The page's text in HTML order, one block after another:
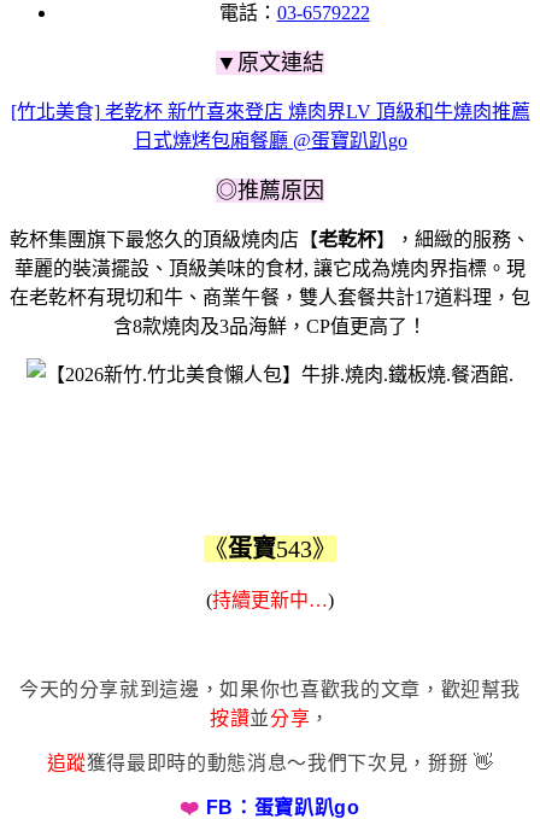
電話： 03-6579222
▼原文連結
[竹北美食] 老乾杯 新竹喜來登店 燒肉界LV 頂級和牛燒肉推薦
日式燒烤包廂餐廳 @蛋寶趴趴go
◎推薦原因
乾杯集團旗下最悠久的頂級燒肉店【老乾杯】，細緻的服務、
華麗的裝潢擺設、頂級美味的食材, 讓它成為燒肉界指標。現
在老乾杯有現切和牛、商業午餐，雙人套餐共計17道料理，包
含8款燒肉及3品海鮮，CP值更高了！
《蛋寶543》
(持續更新中…)
今天的分享就到這邊，如果你也喜歡我的文章，歡迎幫我
按讚並分享 ，
追蹤獲得最即時的動態消息～我們下次見，掰掰 👋
❤️ FB：蛋寶趴趴go